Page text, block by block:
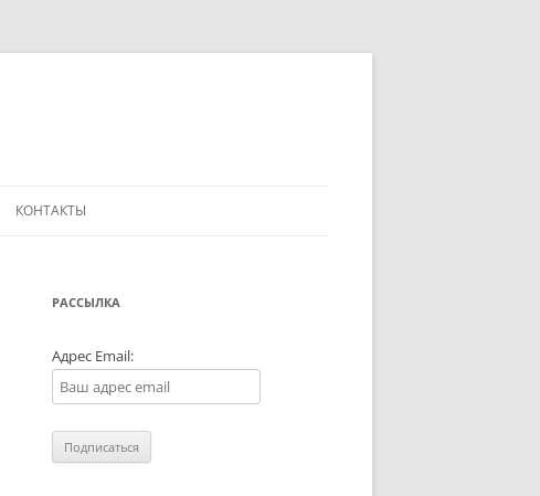
КОНТАКТЫ
РАССЫЛКА
Адрес Email: